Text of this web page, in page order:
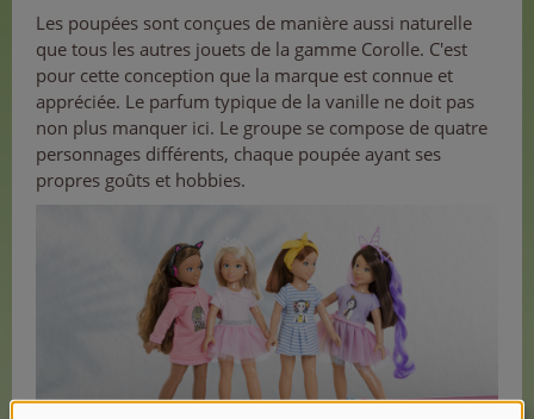
Les poupées sont conçues de manière aussi naturelle
que tous les autres jouets de la gamme Corolle. C'est
pour cette conception que la marque est connue et
appréciée. Le parfum typique de la vanille ne doit pas
non plus manquer ici. Le groupe se compose de quatre
personnages différents, chaque poupée ayant ses
propres goûts et hobbies.